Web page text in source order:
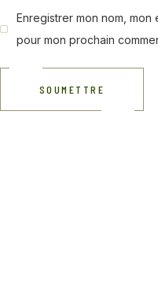
Enregistrer mon nom,
pour mon prochain
SOUMETTRE